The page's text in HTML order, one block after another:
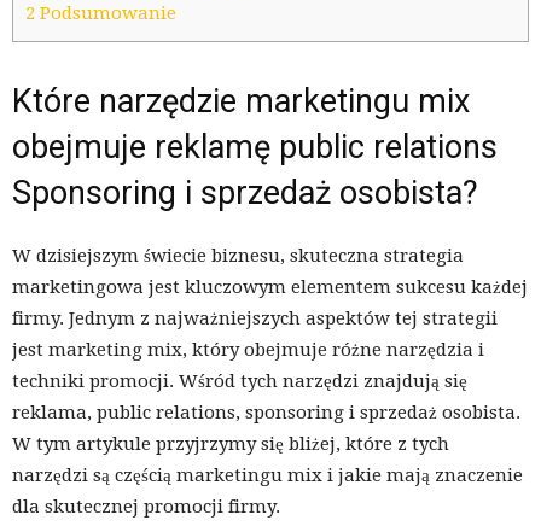
2 Podsumowanie
Które narzędzie marketingu mix
obejmuje reklamę public relations
Sponsoring i sprzedaż osobista?
W dzisiejszym świecie biznesu, skuteczna strategia
marketingowa jest kluczowym elementem sukcesu każdej
firmy. Jednym z najważniejszych aspektów tej strategii
jest marketing mix, który obejmuje różne narzędzia i
techniki promocji. Wśród tych narzędzi znajdują się
reklama, public relations, sponsoring i sprzedaż osobista.
W tym artykule przyjrzymy się bliżej, które z tych
narzędzi są częścią marketingu mix i jakie mają znaczenie
dla skutecznej promocji firmy.